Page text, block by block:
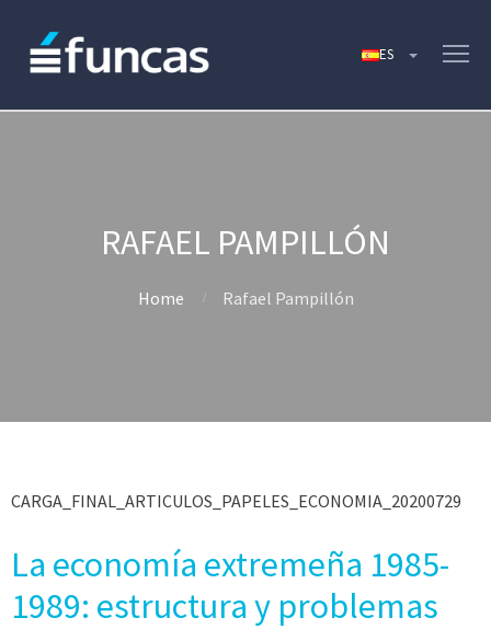
RAFAEL PAMPILLÓN
Home Rafael Pampillón
CARGA_FINAL_ARTICULOS_PAPELES_ECONOMIA_20200729
La economía extremeña 1985-
1989: estructura y problemas